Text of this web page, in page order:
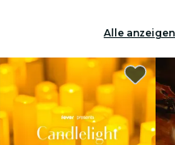
Alle anzeigen